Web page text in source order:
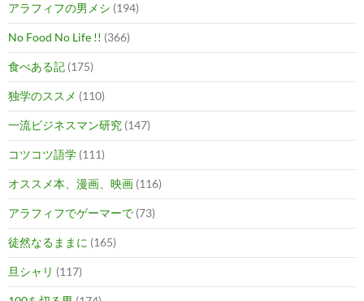
アラフィフの男メシ (194)
No Food No Life !! (366)
食べある記 (175)
独学のススメ (110)
一流ビジネスマン研究 (147)
コツコツ語学 (111)
オススメ本、漫画、映画 (116)
アラフィフでゲーマーで (73)
徒然なるままに (165)
旦シャリ (117)